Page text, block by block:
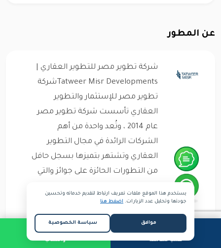
عن المطور
شركة تطوير مصر للتطوير العقاري |
Tatweer Misr Developmentsشركة
تطوير مصر للإستثمار والتطوير
العقاري تأسست شركة تطوير مصر
عام 2014 ، وتُعد واحدة من أهم
الشركات الرائدة في مجال التطوير
العقاري وتشتهر بتميزها بسجل حافل
من التطورات الحائزة على جوائز والتي
الفاخرة المتكاملة. حيث تهدف الشركة
لبناء مجتمعات سكنية تعكس الحياة
العصرية وتجمع بين الجودة...
واتساب طلب مكالمة
يستخدم هذا الموقع ملفات تعريف ارتباط لتقديم خدماته وتحسين
جودتها وتحليل عدد الزيارات. اضغط هنا
موافق سياسة الخصوصية